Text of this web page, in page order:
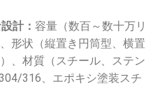
計：容量（数百～数十万リ
形状（縦置き円筒型、横置
、材質（スチール、ステン
316、エポキシ塗装スチ